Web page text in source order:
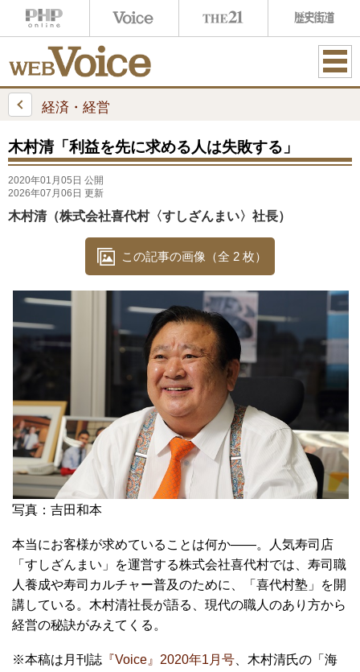
ME
経済・経営
木村清「利益を先に求める人は失敗する」
2020年01月05日 公開
2026年07月06日 更新
木村清（株式会社喜代村〈すしざんまい〉社長）
この記事の画像（全 2 枚）
写真：吉田和本
本当にお客様が求めていることは何か――。人気寿司店
「すしざんまい」を運営する株式会社喜代村では、寿司職
人養成や寿司カルチャー普及のために、「喜代村塾」を開
講している。木村清社長が語る、現代の職人のあり方から
経営の秘訣がみえてくる。
※本稿は月刊誌 『Voice』2020年1月号 、木村清氏の「海